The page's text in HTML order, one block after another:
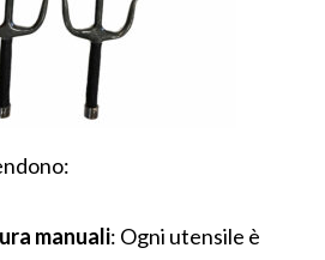
manuali: Ogni utensile è